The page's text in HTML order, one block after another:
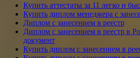
Купить аттестаты за 11 легко и
Купить диплом менеджера с
Диплом с занесением в реестр
Диплом с занесением в реестр в
документ
Купить диплом с занесением в